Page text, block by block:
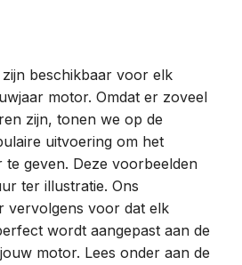
beschikbaar voor elk
motor. Omdat er zoveel
zijn, tonen we op de
uitvoering om het
geven. Deze voorbeelden
ter illustratie. Ons
vervolgens voor dat elk
wordt aangepast aan de
motor. Lees onder aan de